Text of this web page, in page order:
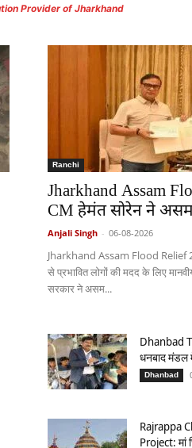
Provider of Jharkhand
Ranchi
Jharkhand Assam
CM हेमंत सोरेन ने
Anjali Singh - 06-08-2026
Jharkhand Assam Flood Relief
से प्रभावित लोगों की मदद के लिए
सरकार ने असम...
Dhanbad
धनबाद मंडल
Dhanbad
Rajrappa
Project: मां